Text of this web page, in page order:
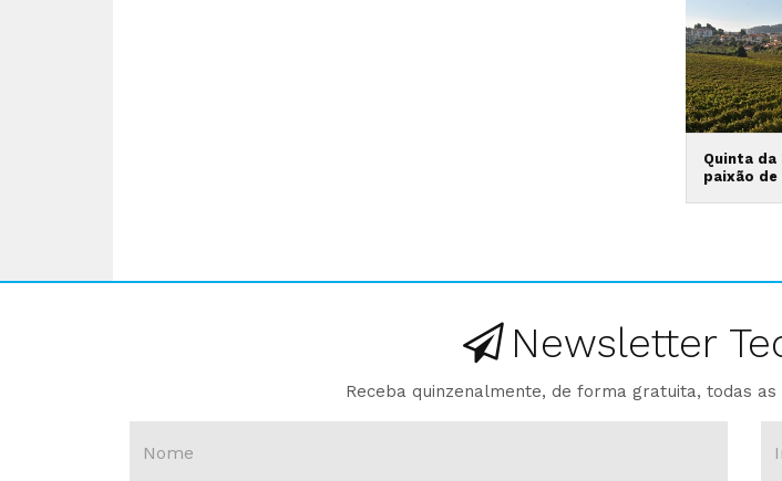
Quinta da
paixão
Newsletter
Receba quinzenalmente, de forma gratuita, todas